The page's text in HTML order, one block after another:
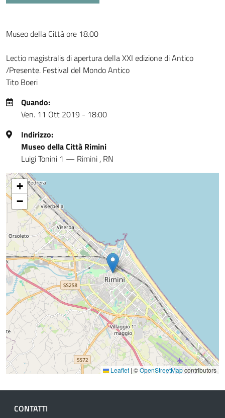
Museo della Città ore 18.00
Lectio magistralis di apertura della XXI edizione di Antico
/Presente. Festival del Mondo Antico
Tito Boeri
Quando:
Ven. 11 Ott 2019 - 18:00
Indirizzo:
Museo della Città Rimini
Luigi Tonini 1 — Rimini , RN
+
−
Leaflet | ©OpenStreetMapcontributors
CONTATTI